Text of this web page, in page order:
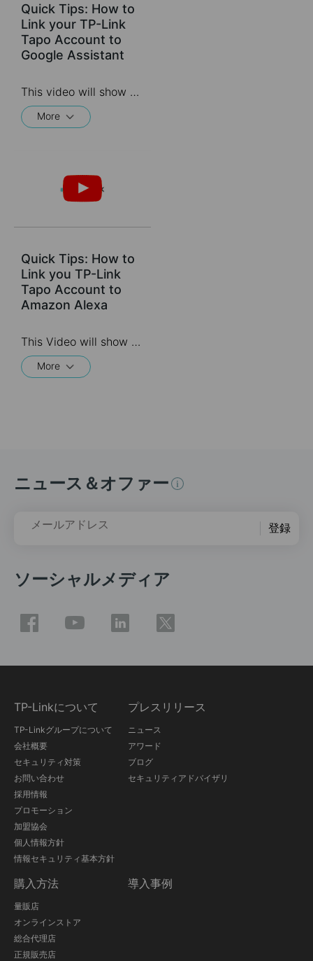
Quick Tips: How to
Link your TP-Link
Tapo Account to
Google Assistant
This video will show you how to link your TP-Link Tapo account to Google Assistant
More
Quick Tips: How to
Link you TP-Link
Tapo Account to
Amazon Alexa
This Video will show you how to integrate your Tapo account to Amazon Alexa
More
ニュース＆オファー
メールアドレス 登録
ソーシャルメディア
TP-Linkについて
TP-Linkグループについて
会社概要
セキュリティ対策
お問い合わせ
採用情報
プロモーション
加盟協会
個人情報方針
情報セキュリティ基本方針
プレスリリース
ニュース
アワード
ブログ
セキュリティアドバイザリ
購入方法
量販店
オンラインストア
総合代理店
正規販売店
導入事例